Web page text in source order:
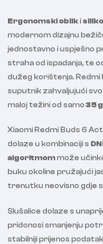
Ergonomski oblik i
modernom dizajnu
jednostavno i uspješno
straha od ispadanja, te
dužeg korištenja. Redmi
suputnik zahvaljujući
maloj težini od samo35
Xiaomi Redmi Buds 6
dolaze u kombinaciji s
algoritmom može
buku okoline pružajući
trenutku neovisno gdje
Slušalice dolaze s
pridonosi smanjenju
stabilniji prijenos